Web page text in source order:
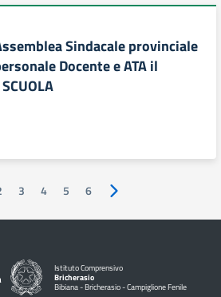
Sindacale provinciale
Docente e ATA il
3 4 5 6 Pagina successiva
Istituto Comprensivo
Bricherasio
Bibiana - Bricherasio - Campiglione Fenile